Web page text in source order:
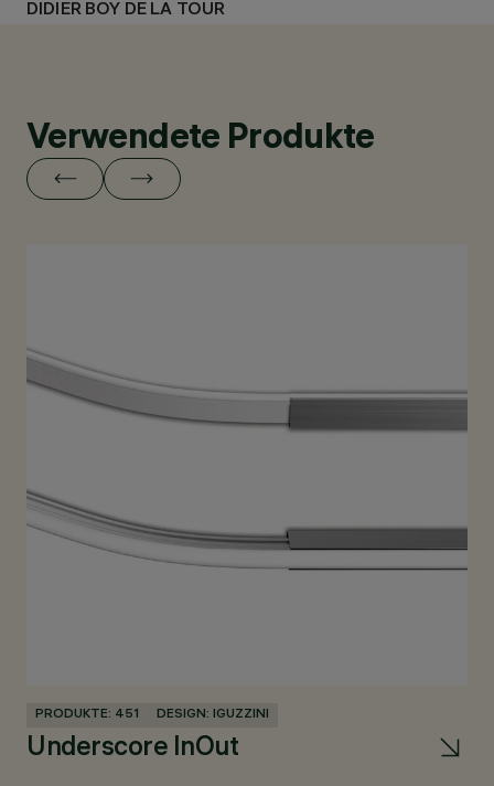
DIDIER BOY DE LA TOUR
Verwendete Produkte
PRODUKTE: 451 DESIGN: IGUZZINI
Underscore InOut